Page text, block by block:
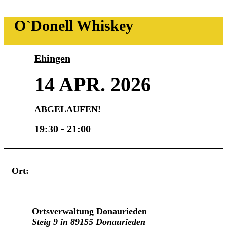
O`Donell Whiskey
Ehingen
14 APR. 2026
ABGELAUFEN!
19:30 - 21:00
Ort:
Ortsverwaltung Donaurieden
Steig 9 in 89155 Donaurieden